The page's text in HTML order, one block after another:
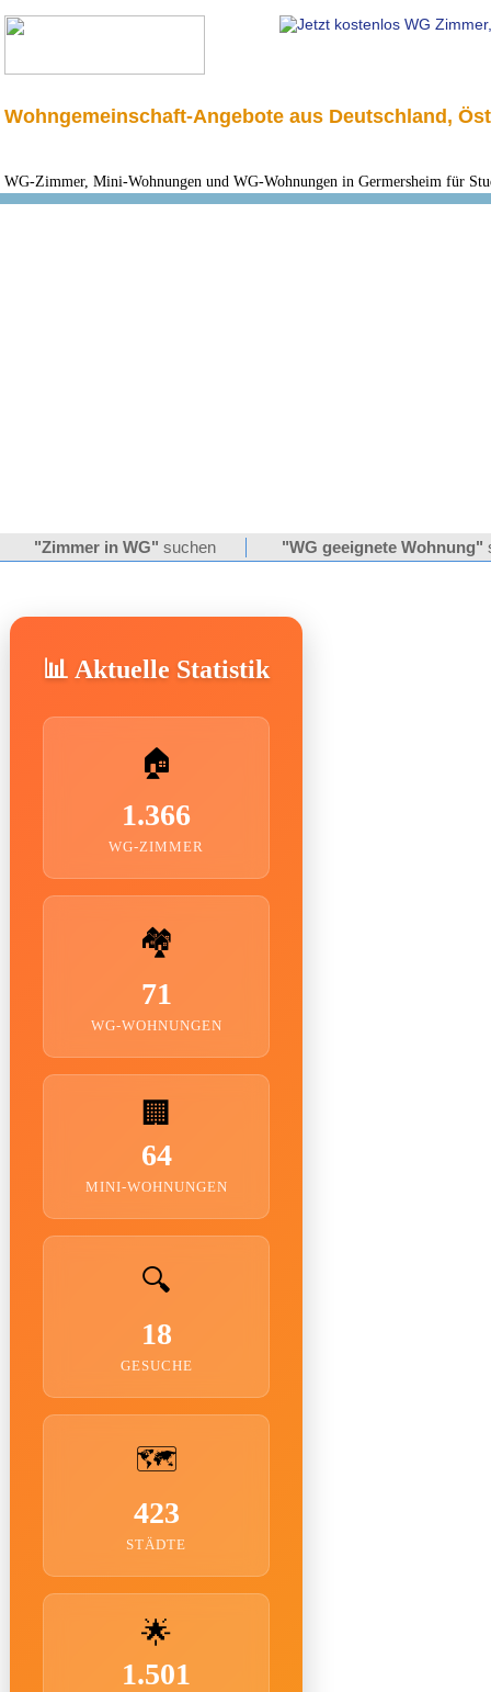
Wohngemeinschaft-Angebote aus Deutschland,
WG-Zimmer, Mini-Wohnungen und WG-Wohnungen in Germersheim für
"Zimmer in WG" suchen "WG geeignete Wohnung"
📊 Aktuelle Statistik
🏠
1.366
WG-ZIMMER
🏘️
71
WG-WOHNUNGEN
🏢
64
MINI-WOHNUNGEN
🔍
18
GESUCHE
🗺️
423
STÄDTE
🌟
1.501